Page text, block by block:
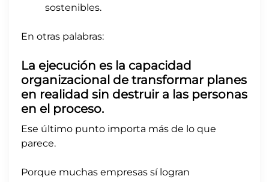
sostenibles.
En otras palabras:
La ejecución es la capacidad
organizacional de transformar planes
en realidad sin destruir a las personas
en el proceso.
Ese último punto importa más de lo que
parece.
Porque muchas empresas sí logran